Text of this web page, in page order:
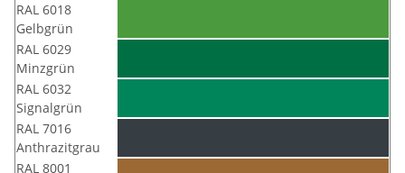
RAL 6018
Gelbgrün
RAL 6029
Minzgrün
RAL 6032
Signalgrün
RAL 7016
Anthrazitgrau
RAL 8001